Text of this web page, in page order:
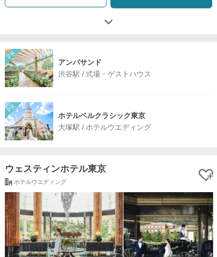
アンパサンド
渋谷駅 / 式場・ゲストハウス
ホテルベルクラシック東京
大塚駅 / ホテルウエディング
ウェスティンホテル東京
ホテルウエディング